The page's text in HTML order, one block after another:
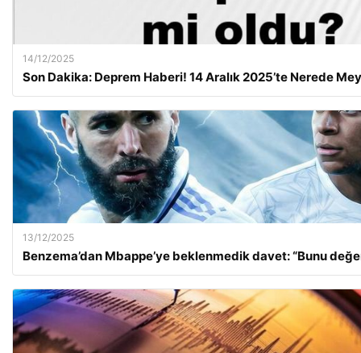
14/12/2025
Son Dakika: Deprem Haberi! 14 Aralık 2025’te Nerede
13/12/2025
Benzema’dan Mbappe’ye beklenmedik davet: “Bunu